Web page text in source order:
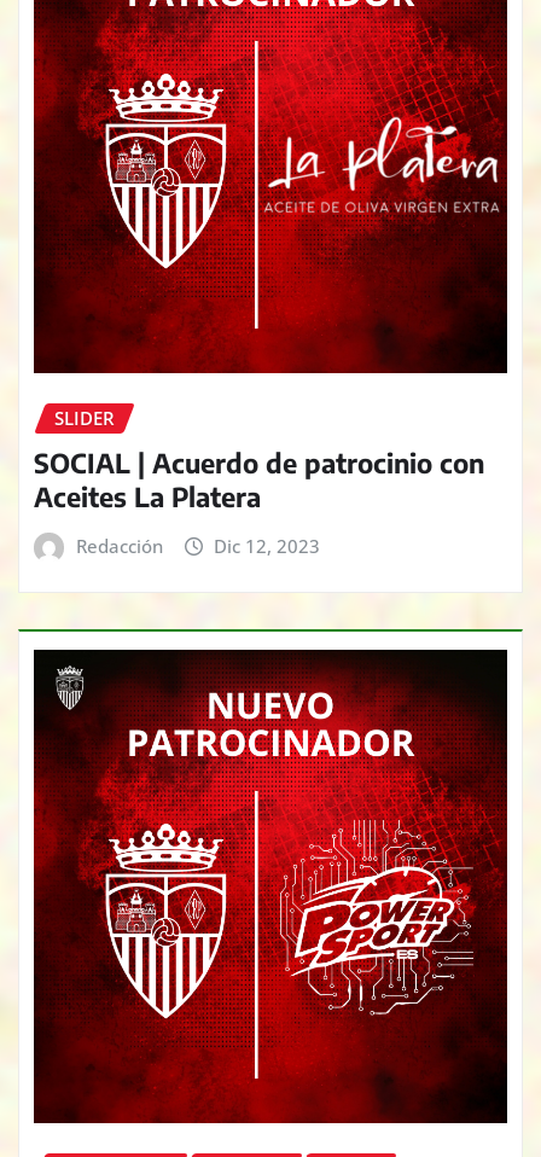
SLIDER
SOCIAL | Acuerdo de patrocinio con
Aceites La Platera
Redacción Dic 12, 2023